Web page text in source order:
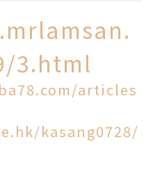
3.html
articles
kasang0728/